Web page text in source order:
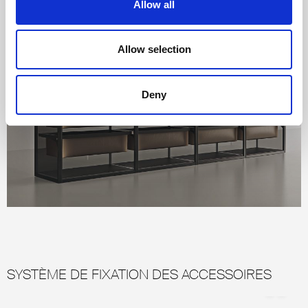
Allow all
Allow selection
Deny
SYSTÈME DE FIXATION DES ACCESSOIRES